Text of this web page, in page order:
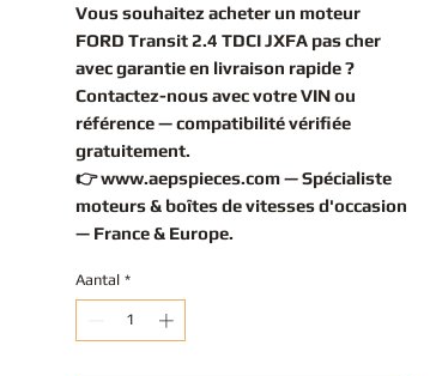
Vous souhaitez acheter un moteur
FORD Transit 2.4 TDCI JXFA pas cher
avec garantie en livraison rapide ?
Contactez-nous avec votre VIN ou
référence — compatibilité vérifiée
gratuitement.
👉www.aepspieces.com— Spécialiste
moteurs & boîtes de vitesses d'occasion
— France & Europe.
Aantal *